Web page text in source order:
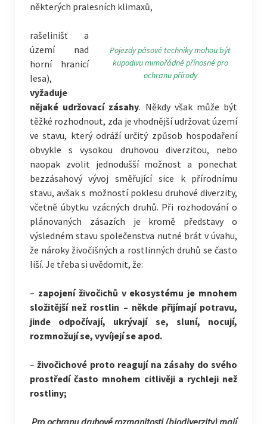
některých pralesních klimaxů,
Pojezdy pásové techniky mohou být
kupodivu mimořádně přínosné pro
ochranu přírody
rašelinišť a
území nad
horní hranicí
lesa),
vyžaduje
nějaké udržovací zásahy. Někdy však může být
těžké rozhodnout, zda je vhodnější udržovat území
ve stavu, který odráží určitý způsob hospodaření
obvykle s vysokou druhovou diverzitou, nebo
naopak zvolit jednodušší možnost a ponechat
bezzásahový vývoj směřující sice k přírodnímu
stavu, avšak s možností poklesu druhové diverzity,
včetně úbytku vzácných druhů. Při rozhodování o
plánovaných zásazích je kromě představy o
výsledném stavu společenstva nutné brát v úvahu,
že nároky živočišných a rostlinných druhů se často
liší. Je třeba si uvědomit, že:
– zapojení živočichů v ekosystému je mnohem
složitější než rostlin – někde přijímají potravu,
jinde odpočívají, ukrývají se, sluní, nocují,
rozmnožují se, vyvíjejí se apod.
–živočichové proto reagují na zásahy do svého
prostředí často mnohem citlivěji a rychleji než
rostliny;
Pro ochranu druhové rozmanitosti (biodiverzity) mají